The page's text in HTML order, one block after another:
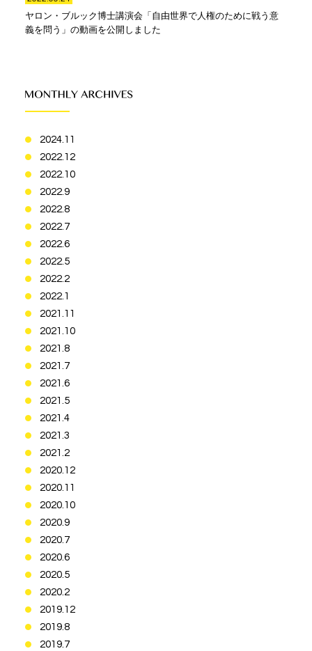
ヤロン・ブルック博士講演会「自由世界で人権のために戦う意
義を問う」の動画を公開しました
2024.11
2022.12
2022.10
2022.9
2022.8
2022.7
2022.6
2022.5
2022.2
2022.1
2021.11
2021.10
2021.8
2021.7
2021.6
2021.5
2021.4
2021.3
2021.2
2020.12
2020.11
2020.10
2020.9
2020.7
2020.6
2020.5
2020.2
2019.12
2019.8
2019.7